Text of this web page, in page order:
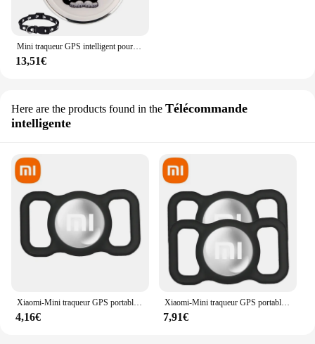
13,51€
Here are the products found in the Télécommande
intelligente
4,16€
Xiaomi-Mini traqueur GPS portable d'origine, Bluetooth 4.0, localisateur intelligent, clé anti-perte pour enfants, chien, chat, cou d'animal de compagnie, vente en gros
7,91€